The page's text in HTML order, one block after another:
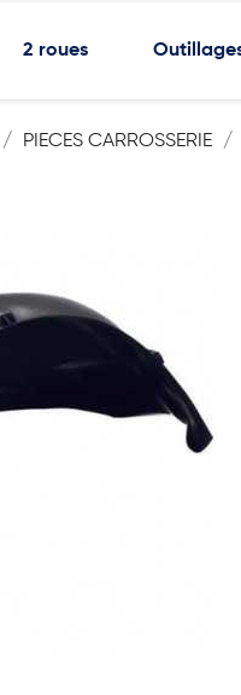
2 roues
PIECES CARROSSERIE